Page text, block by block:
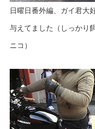
日曜日番外編、ガイ君大
与えてました（しっかり
ニコ）